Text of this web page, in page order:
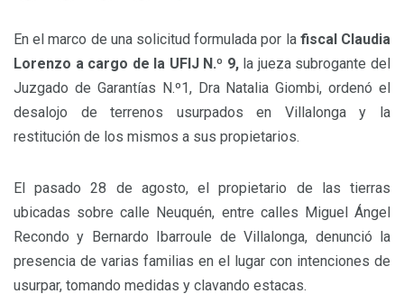
En el marco de una solicitud formulada por la fiscal Claudia
Lorenzo a cargo de la UFIJ N.º 9,la jueza subrogante del
Juzgado de Garantías N.º1, Dra Natalia Giombi, ordenó el
desalojo de terrenos usurpados en Villalonga y la
restitución de los mismos a sus propietarios.
El pasado 28 de agosto, el propietario de las tierras
ubicadas sobre calle Neuquén, entre calles Miguel Ángel
Recondo y Bernardo Ibarroule de Villalonga, denunció la
presencia de varias familias en el lugar con intenciones de
usurpar, tomando medidas y clavando estacas.